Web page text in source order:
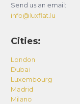
Send us an email:
info@luxflat.lu
Cities:
London
Dubai
Luxembourg
Madrid
Milano